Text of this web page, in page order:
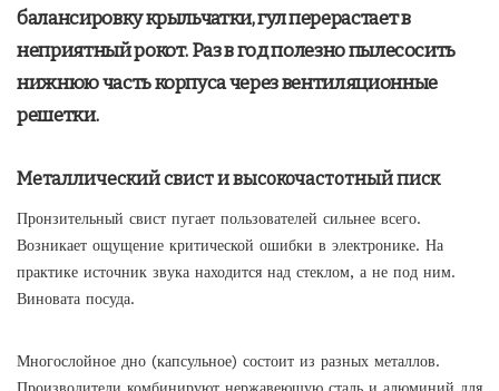
балансировку крыльчатки, гул перерастает в
неприятный рокот. Раз в год полезно пылесосить
нижнюю часть корпуса через вентиляционные
решетки.
Металлический свист и высокочастотный писк
Пронзительный свист пугает пользователей сильнее всего.
Возникает ощущение критической ошибки в электронике. На
практике источник звука находится над стеклом, а не под ним.
Виновата посуда.
Многослойное дно (капсульное) состоит из разных металлов.